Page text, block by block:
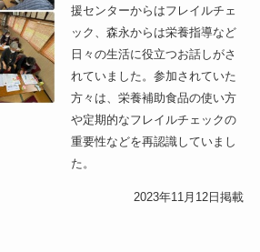
援センターからはフレイルチェ
ック、森永からは栄養指導など
日々の生活に役立つお話しがさ
れていました。参加されていた
方々は、栄養補助食品の使い方
や定期的なフレイルチェックの
重要性などを再認識していまし
た。
2023年11月12日掲載